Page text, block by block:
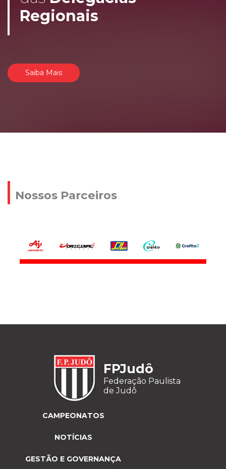
Regionais
Saiba Mais
Nossos Parceiros
FPJudô
Federação Paulista
de Judô
CAMPEONATOS
NOTÍCIAS
GESTÃO E GOVERNANÇA